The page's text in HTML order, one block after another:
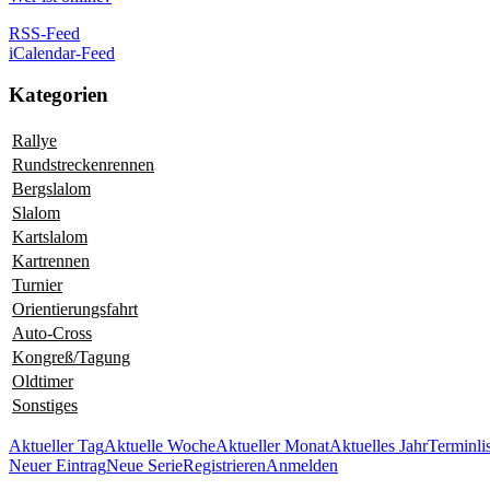
RSS-Feed
iCalendar-Feed
Kategorien
Rallye
Rundstreckenrennen
Bergslalom
Slalom
Kartslalom
Kartrennen
Turnier
Orientierungsfahrt
Auto-Cross
Kongreß/Tagung
Oldtimer
Sonstiges
Aktueller TagAktuelle WocheAktueller MonatAktuelles Jahr
Neuer EintragNeue SerieRegistrierenAnmelden